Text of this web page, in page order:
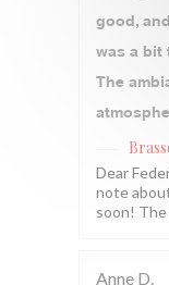
good,
was a bit
The
Dear
note
soon! The
Anne D